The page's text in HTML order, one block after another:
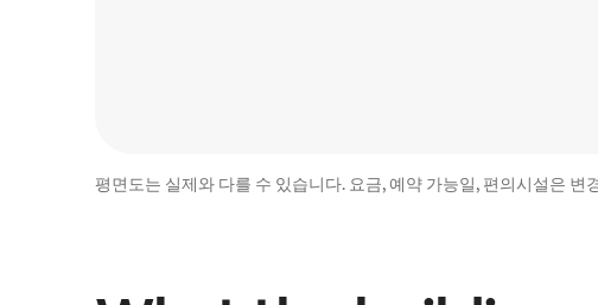
평면도는 실제와 다를 수 있습니다. 요금, 예약 가능일, 편의시설은